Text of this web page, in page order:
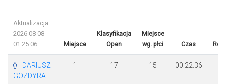
Aktualizacja:
2026-08-08
01:25:06
Miejsce
Klasyfikacja
Open
Miejsce
wg. płci
Czas
DARIUSZ
GOZDYRA
1 17 15 00:22:36